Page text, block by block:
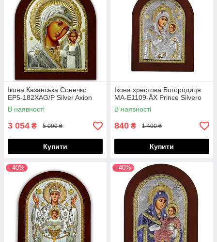
Ікона Казанська Сонечко
EP5-182XAG/P Silver Axion
В наявності
3 054 ₴ 5 090 ₴
Купити
Ікона хрестова Богородиця
MA-E1109-ÄX Prince Silvero
В наявності
840 ₴ 1 400 ₴
Купити
–40% –40%